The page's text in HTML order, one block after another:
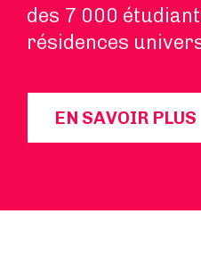
des 7 000
résidences
EN SAVOIR PLUS